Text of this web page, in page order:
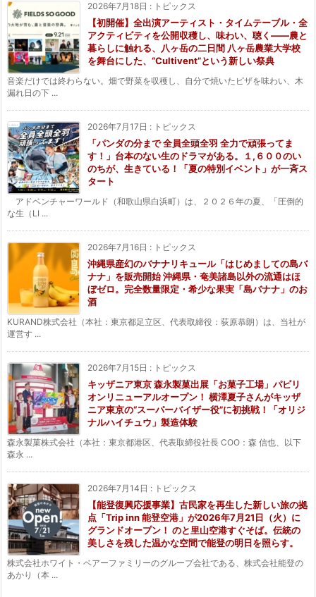
2026年7月18日 : トピックス
【初開催】全出演アーティスト・タイムテーブル・全
アクティビティを公開収穫し、味わい、聴く——農と
暮らしに触れる、八ヶ岳の二日間 八ヶ岳農業大学校
を舞台にした、“Cultivent”という新しい祭典
音楽だけでは終わらない。畑で野菜を収穫し、自分で焼いたピザを味わい、木
漏れ日の下 ...
2026年7月17日 : トピックス
「パンダの分まで 全員全頭全羽 全力で頑張ってま
す！」台本のない生のドラマがある。１,６００のい
のちが、生きている！「夏の特別イベント」が一斉ス
タート
アドベンチャーワールド（和歌山県白浜町）は、２０２６年の夏、「圧倒的
な生（LI ...
2026年7月16日 : トピックス
沖縄県産幻のバナナリキュール「はじめましての島バ
ナナ」を販売開始 沖縄県・奄美諸島以外の流通はほ
ぼゼロ。完全数量限定・希少な果実「島バナナ」のお
酒
KURAND株式会社（本社：東京都足立区、代表取締役：荻原恭朗）は、当社が
運営す ...
2026年7月15日 : トピックス
キッザニア東京 森永製菓出展「お菓子工場」パビリ
オンリニューアルオープン！ 横澤夏子さんがキッザ
ニア東京の“スーパーバイザー役”に初挑戦！「オリジ
ナルハイチュウ」製造体験
森永製菓株式会社（本社：東京都港区、代表取締役社長 COO：森 信也、以下
森永 ...
2026年7月14日 : トピックス
【能登復興応援事業】古民家を再生した新しい旅の拠
点「Trip inn 能登空港」が2026年7月21日（火）に
グランドオープン！ のと里山空港すぐそば。伝統の
美しさを残した温かな空間で能登の明日を照らす。
株式会社ホワイト・ベアーファミリーのグループ会社である、株式会社能登の
あかり（本 ...